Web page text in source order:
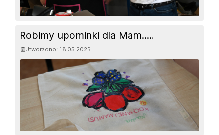
Robimy upominki dla Mam.....
Utworzono: 18.05.2026